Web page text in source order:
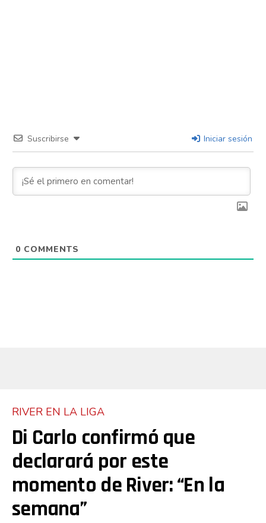
Suscribirse Iniciar sesión
0 COMMENTS
RIVER EN LA LIGA
Di Carlo confirmó que
declarará por este
momento de River: “En la
semana”